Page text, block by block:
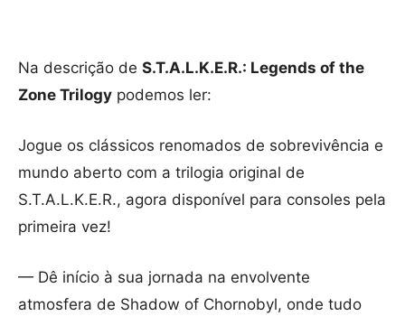
Na descrição de S.T.A.L.K.E.R.: Legends of the
Zone Trilogy podemos ler:
Jogue os clássicos renomados de sobrevivência e
mundo aberto com a trilogia original de
S.T.A.L.K.E.R., agora disponível para consoles pela
primeira vez!
— Dê início à sua jornada na envolvente
atmosfera de Shadow of Chornobyl, onde tudo